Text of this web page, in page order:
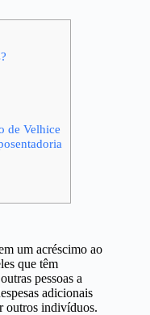
de Velhice
um acréscimo ao
que têm
pessoas a
adicionais
outros indivíduos.